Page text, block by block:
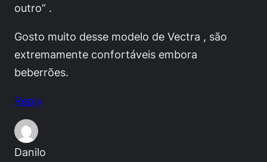
outro” .
Gosto muito desse modelo de Vectra , são
extremamente confortáveis embora
beberrões.
Reply
Danilo